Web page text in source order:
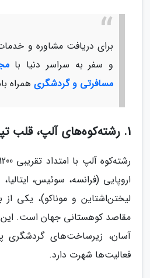
برای دریافت مشاوره و
و سفر به سراسر دنیا با
مسافرتی و گردشگری همراه
1. رشته‌کوه‌های آلپ، قلب تپنده اروپا
اروپایی (فرانسه، سوئیس،
لیختن‌اشتاین و موناکو)، یکی
مقاصد کوهستانی جهان است.
آسان، زیرساخت‌های گردشگری
فعالیت‌ها شهرت دارد.